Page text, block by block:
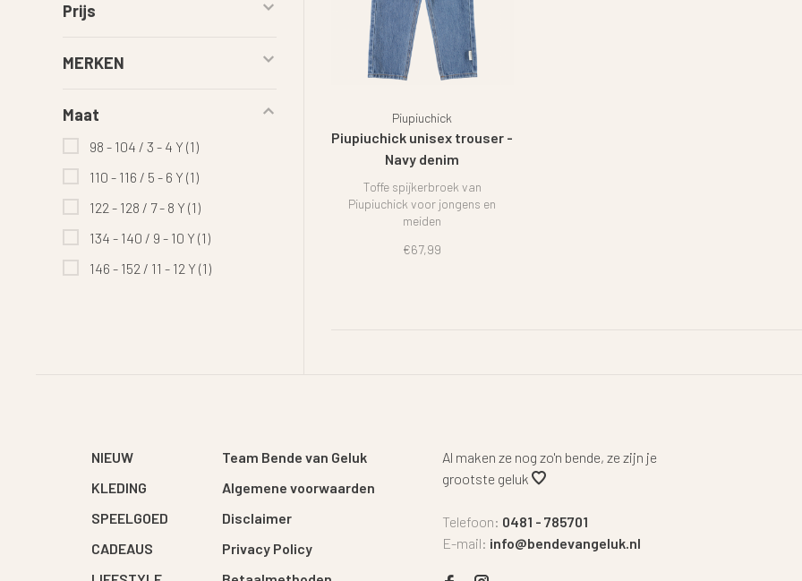
Prijs
MERKEN
Maat
98 - 104 / 3 - 4 Y (1)
110 - 116 / 5 - 6 Y (1)
122 - 128 / 7 - 8 Y (1)
134 - 140 / 9 - 10 Y (1)
146 - 152 / 11 - 12 Y (1)
Piupiuchick
Piupiuchick unisex trouser -
Navy denim
Toffe spijkerbroek van
Piupiuchick voor jongens en
meiden
€67,99
NIEUW
KLEDING
SPEELGOED
CADEAUS
Team Bende van Geluk
Algemene voorwaarden
Disclaimer
Privacy Policy
Al maken ze nog zo'n bende, ze zijn je
grootste geluk
Telefoon: 0481 - 785701
E-mail: info@bendevangeluk.nl